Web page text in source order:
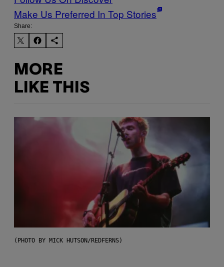
Make Us Preferred In Top Stories
Share:
MORE
LIKE THIS
(PHOTO BY MICK HUTSON/REDFERNS)